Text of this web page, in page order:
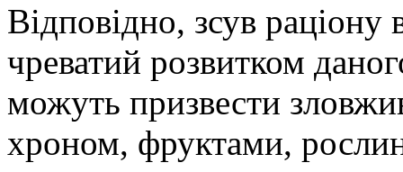
Відповідно, зсув раціону
чреватий розвитком
можуть призвести
хроном, фруктами,